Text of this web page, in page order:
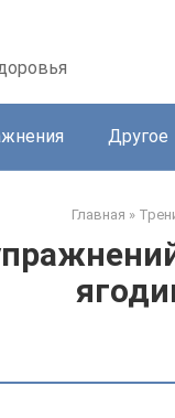
Другое
Главная »